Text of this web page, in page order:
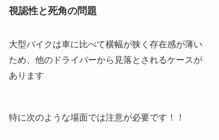
視認性と死角の問題
大型バイクは車に比べて横幅が狭く存在感が薄い
ため、他のドライバーから見落とされるケースが
あります
特に次のような場面では注意が必要です！！